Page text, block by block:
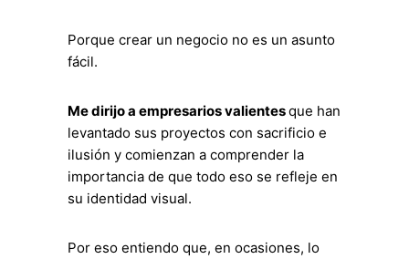
Porque crear un negocio no es un asunto
fácil.
Me dirijo a empresarios valientesque han
levantado sus proyectos con sacrificio e
ilusión y comienzan a comprender la
importancia de que todo eso se refleje en
su identidad visual.
Por eso entiendo que, en ocasiones, lo